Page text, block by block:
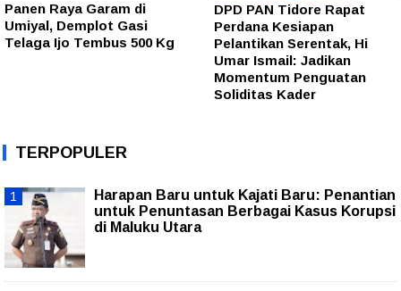
Panen Raya Garam di
Umiyal, Demplot Gasi
Telaga Ijo Tembus 500 Kg
DPD PAN Tidore Rapat
Perdana Kesiapan
Pelantikan Serentak, Hi
Umar Ismail: Jadikan
Momentum Penguatan
Soliditas Kader
TERPOPULER
Harapan Baru untuk Kajati Baru: Penantian
untuk Penuntasan Berbagai Kasus Korupsi
di Maluku Utara